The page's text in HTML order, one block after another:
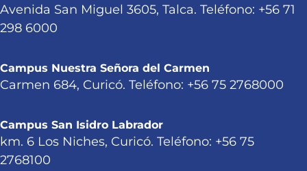
Avenida San Miguel 3605, Talca. Teléfono: +56 71
298 6000
Campus Nuestra Señora del Carmen
Carmen 684, Curicó. Teléfono: +56 75 2768000
Campus San Isidro Labrador
km. 6 Los Niches, Curicó. Teléfono: +56 75
2768100